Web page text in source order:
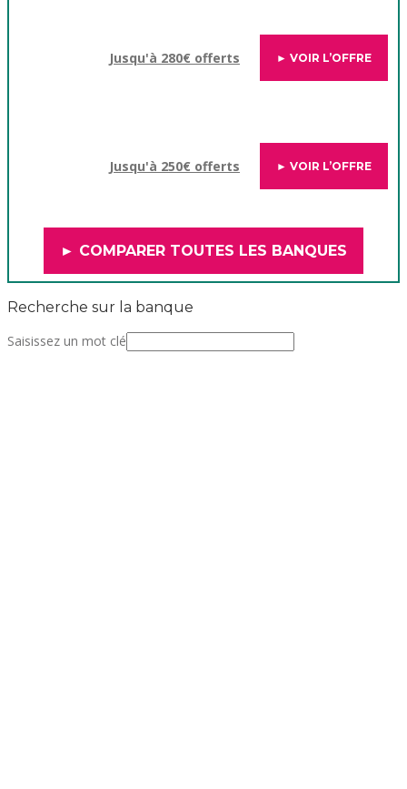
Jusqu'à 280€ offerts ► VOIR L’OFFRE
Jusqu'à 250€ offerts ► VOIR L’OFFRE
► COMPARER TOUTES LES BANQUES
Recherche sur la banque
Saisissez un mot clé